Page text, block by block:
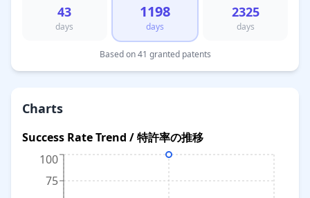
43
days
1198
days
2325
days
Based on 41 granted patents
Charts
Success Rate Trend / 特許率の推移
75
100